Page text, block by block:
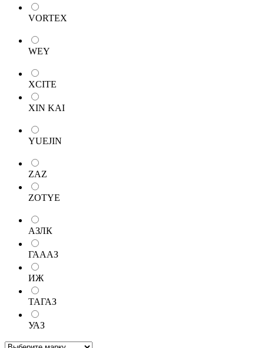
VORTEX
WEY
XCITE
XIN KAI
YUEJIN
ZAZ
ZOTYE
АЗЛК
ГАААЗ
ИЖ
ТАГАЗ
УАЗ